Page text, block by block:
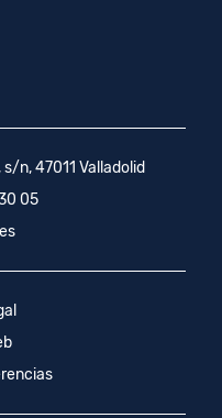
n, 47011 Valladolid
05